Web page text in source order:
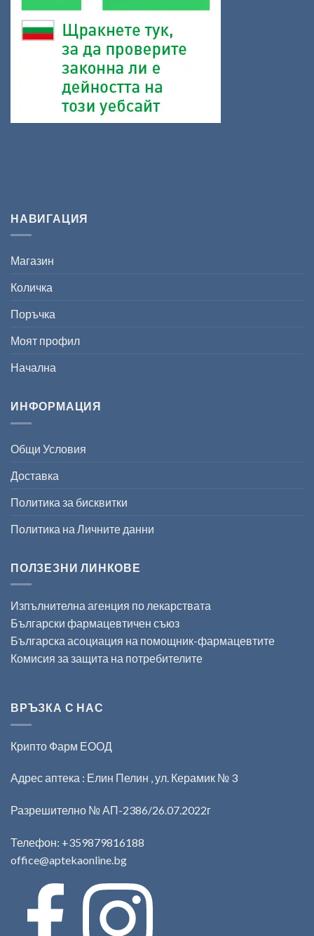
НАВИГАЦИЯ
Магазин
Количка
Поръчка
Моят профил
Начална
ИНФОРМАЦИЯ
Общи Условия
Доставка
Политика за бисквитки
Политика на Личните данни
ПОЛЗЕЗНИ ЛИНКОВЕ
Изпълнителна агенция по лекарствата
Български фармацевтичен съюз
Българска асоциация на помощник-фармацевтите
Комисия за защита на потребителите
ВРЪЗКА С НАС
Крипто Фарм ЕООД
Адрес аптека : Елин Пелин , ул. Керамик № 3
Разрешително № АП-2386/26.07.2022г
Телефон: +359879816188
office@aptekaonline.bg